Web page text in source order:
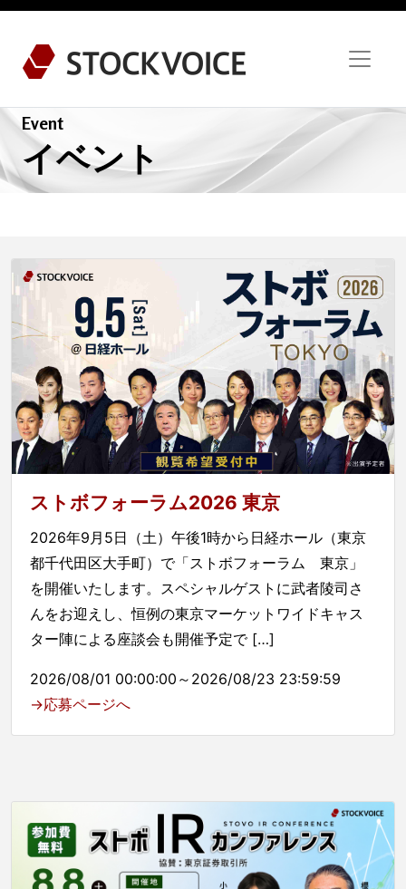
Event
イベント
ストボフォーラム2026 東京
2026年9月5日（土）午後1時から日経ホール（東京
都千代田区大手町）で「ストボフォーラム 東京」
を開催いたします。スペシャルゲストに武者陵司さ
んをお迎えし、恒例の東京マーケットワイドキャス
ター陣による座談会も開催予定で […]
2026/08/01 00:00:00～2026/08/23 23:59:59
→応募ページへ